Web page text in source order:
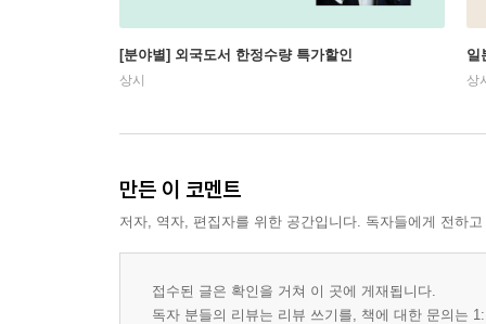
[분야별] 외국도서 한정수량 특가할인
상시
일
상
만든 이 코멘트
저자, 역자, 편집자를 위한 공간입니다. 독자들에게 전하
접수된 글은 확인을 거쳐 이 곳에 게재됩니다.
독자 분들의 리뷰는 리뷰 쓰기를, 책에 대한 문의는